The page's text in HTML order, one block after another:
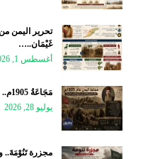
غَيْمَان..…
أغسطس 1, 2026
مَجَاعَةُ 1905م.. عَام الجوع الأَكْبَر في تاريخ اليمن…
يوليو 28, 2026
مجزرة تَنُوْمَةَ..